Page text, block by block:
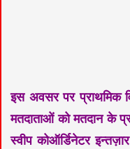
इस अवसर पर प्राथमिक
मतदाताओं को मतदान के
स्वीप कोऑर्डिनेटर